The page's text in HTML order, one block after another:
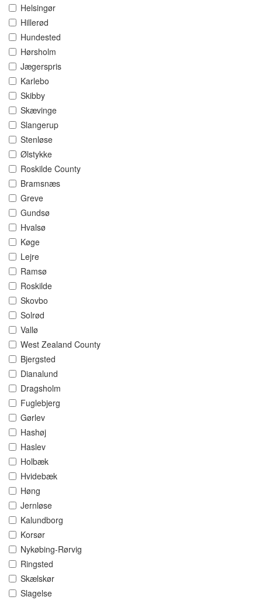
Helsingør
Hillerød
Hundested
Hørsholm
Jægerspris
Karlebo
Skibby
Skævinge
Slangerup
Stenløse
Ølstykke
Roskilde County
Bramsnæs
Greve
Gundsø
Hvalsø
Køge
Lejre
Ramsø
Roskilde
Skovbo
Solrød
Vallø
West Zealand County
Bjergsted
Dianalund
Dragsholm
Fuglebjerg
Gørlev
Hashøj
Haslev
Holbæk
Hvidebæk
Høng
Jernløse
Kalundborg
Korsør
Nykøbing-Rørvig
Ringsted
Skælskør
Slagelse